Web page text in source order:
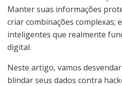
Manter suas informações
criar combinações complexas;
inteligentes que realmente
digital.
Neste artigo, vamos
blindar seus dados contra